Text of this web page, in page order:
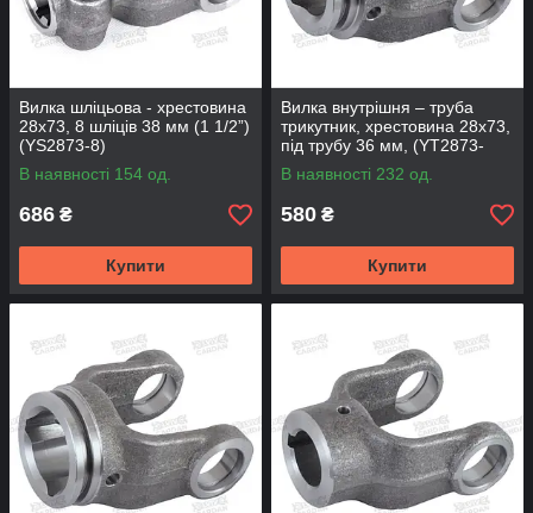
Вилка шліцьова - хрестовина
28х73, 8 шліців 38 мм (1 1/2”)
(YS2873-8)
В наявності 154 од.
686 ₴
Купити
Вилка внутрішня – труба
трикутник, хрестовина 28х73,
під трубу 36 мм, (YT2873-
364)
В наявності 232 од.
580 ₴
Купити